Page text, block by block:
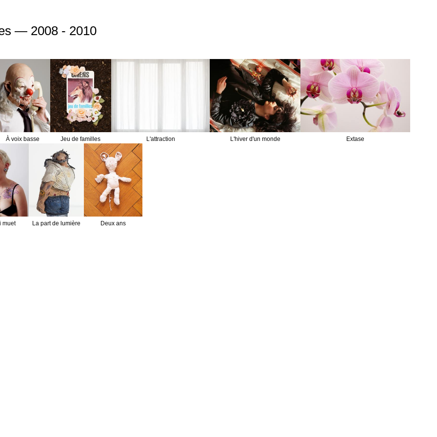
— 2008 - 2010
À voix basse Jeu de familles L'attraction L'hiver d'un monde Extase
muet La part de lumière Deux ans